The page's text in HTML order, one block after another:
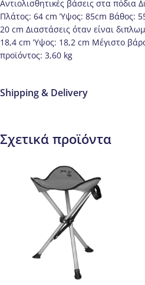
Αντιολισθητικές βάσεις στα πόδια
Πλάτος: 64 cm Ύψος: 85cm Βάθος:
20 cm Διαστάσεις όταν είναι
18,4 cm Ύψος: 18,2 cm Μέγιστο
προϊόντος: 3,60 kg
Shipping & Delivery
Σχετικά προϊόντα